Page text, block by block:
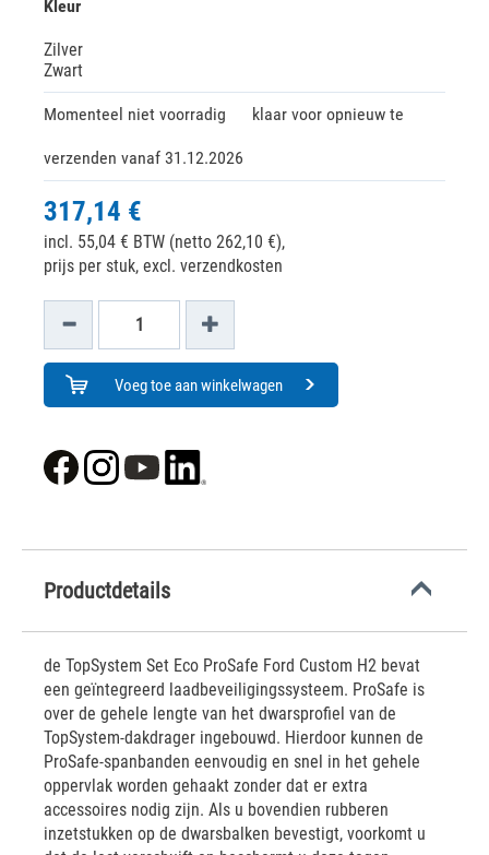
Kleur
Zilver
Zwart
Momenteel niet voorradig klaar voor opnieuw te
verzenden vanaf 31.12.2026
317,14 €
incl. 55,04 € BTW (netto 262,10 €),
prijs per stuk, excl. verzendkosten
Voeg toe aan winkelwagen
Productdetails
de TopSystem Set Eco ProSafe Ford Custom H2 bevat
een geïntegreerd laadbeveiligingssysteem. ProSafe is
over de gehele lengte van het dwarsprofiel van de
TopSystem-dakdrager ingebouwd. Hierdoor kunnen de
ProSafe-spanbanden eenvoudig en snel in het gehele
oppervlak worden gehaakt zonder dat er extra
accessoires nodig zijn. Als u bovendien rubberen
inzetstukken op de dwarsbalken bevestigt, voorkomt u